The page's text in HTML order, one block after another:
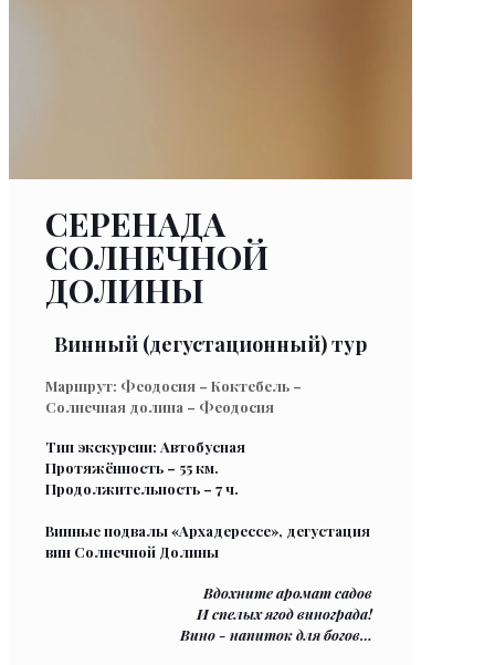
СЕРЕНАДА
СОЛНЕЧНОЙ
ДОЛИНЫ
Винный (дегустационный) тур
Маршрут: Феодосия – Коктебель –
Солнечная долина – Феодосия
Тип экскурсии: Автобусная
Протяжённость – 55 км.
Продолжительность – 7 ч.
Винные подвалы «Архадерессе», дегустация
вин Солнечной Долины
Вдохните аромат садов
И спелых ягод винограда!
Вино - напиток для богов…